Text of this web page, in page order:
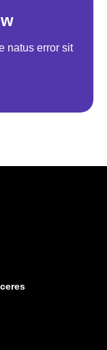
natus error sit